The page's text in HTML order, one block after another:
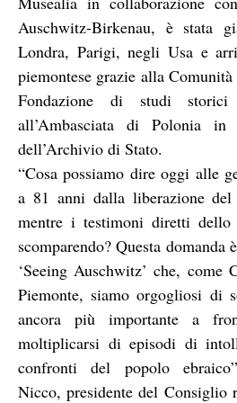
Auschwitz-Birkenau, è stata
Londra, Parigi, negli Usa e
piemontese grazie alla
Fondazione di studi storici
all’Ambasciata di Polonia
dell’Archivio di Stato.
“Cosa possiamo dire oggi alle
a 81 anni dalla liberazione
mentre i testimoni diretti dello
scomparendo? Questa domanda
‘Seeing Auschwitz’ che, come
Piemonte, siamo orgogliosi di
ancora più importante a
moltiplicarsi di episodi di
confronti del popolo
Nicco, presidente del Consiglio